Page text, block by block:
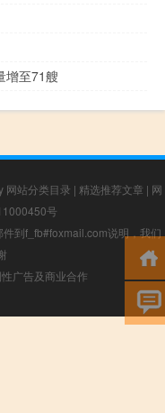
增至71艘
网站分类目录 | 精选推荐文章 | 网
号
到f_fb#foxmail.com说明，我们
广告及商业合作